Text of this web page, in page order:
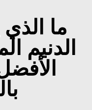
ما
الدنيم